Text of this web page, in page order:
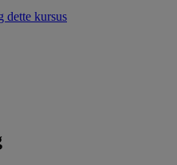
dette kursus